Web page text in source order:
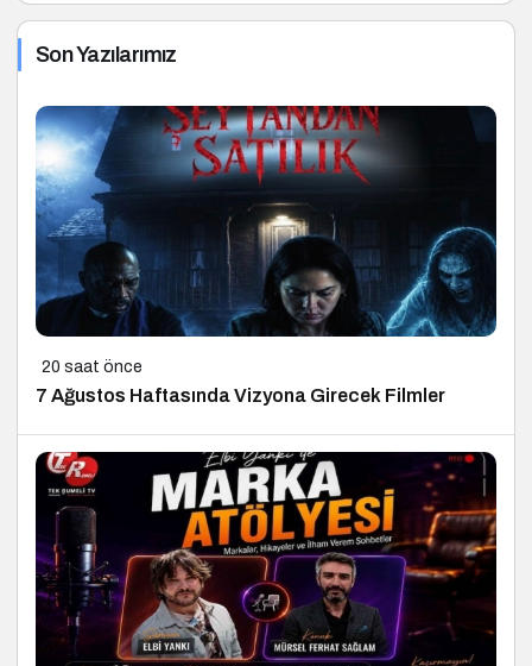
Son Yazılarımız
20 saat önce
7 Ağustos Haftasında Vizyona Girecek Filmler